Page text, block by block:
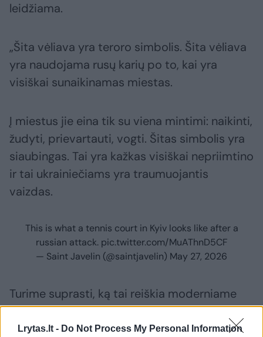
Lrytas.lt - Do Not Process My Personal Information
leidžiama.
„Šita vėliava yra teroro simbolis. Šita vėliava
yra naudojama rusų karių po to, kai yra
visiškai sunaikinamas miestas.
Į miestus jie eina tik su viena mintimi: naikinti,
žudyti, prievartauti, vogti. Šitas simbolis yra
siaubingas. Tai yra kažkas visiškai nepriimtino
ir tai ukrainiečiams yra traumuojantis
vaizdas.
This is what a tennis court in Kyiv looks like after a
russian attack. pic.twitter.com/MuAThnD5CF
— Saint Javelin (@saintjavelin) May 27, 2026
Turime suprasti, ką tai reiškia moderniame
kontekste, – emocinga kalbėjo sportininkė. –
Naudoti tai yra tas pats, kas naudoti